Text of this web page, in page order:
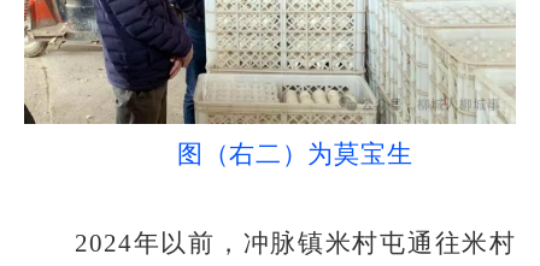
图（右二）为莫宝生
2024年以前，冲脉镇米村屯通往米村